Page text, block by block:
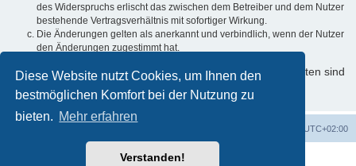
Diese Website nutzt Cookies, um Ihnen den
bestmöglichen Komfort bei der Nutzung zu
bieten. Mehr erfahren
Verstanden!
des Widerspruchs erlischt das zwischen dem Betreiber und dem Nutzer
bestehende Vertragsverhältnis mit sofortiger Wirkung.
Die Änderungen gelten als anerkannt und verbindlich, wenn der Nutzer
den Änderungen zugestimmt hat.
Informationen über den Umgang mit Ihren persönlichen Daten sind
in der Datenschutzerklärung enthalten.
UTC+02:00
Powered byphpBB® Forum Software © phpBB Limited